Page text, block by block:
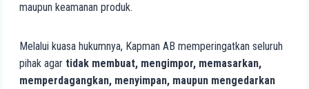
maupun keamanan produk.
Melalui kuasa hukumnya, Kapman AB memperingatkan seluruh
pihak agar tidak membuat, mengimpor, memasarkan,
memperdagangkan, menyimpan, maupun mengedarkan